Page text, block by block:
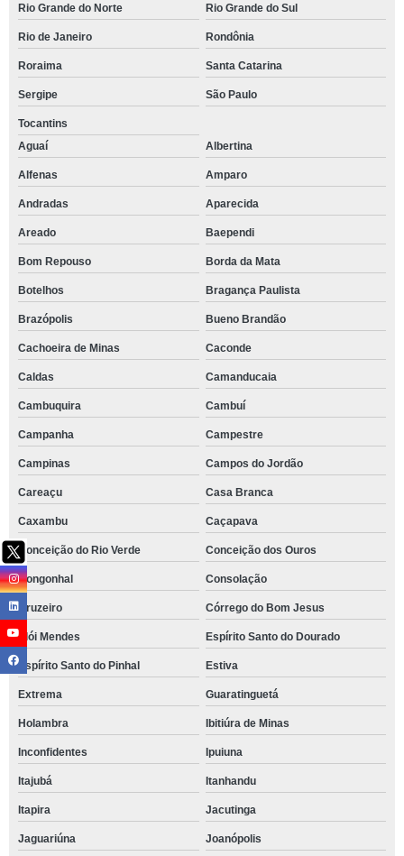
Rio Grande do Norte Rio Grande do Sul
Rio de Janeiro Rondônia
Roraima Santa Catarina
Sergipe São Paulo
Tocantins
Aguaí
Albertina
Alfenas Amparo
Andradas Aparecida
Areado Baependi
Bom Repouso Borda da Mata
Botelhos Bragança Paulista
Brazópolis Bueno Brandão
Cachoeira de Minas Caconde
Caldas Camanducaia
Cambuquira Cambuí
Campanha Campestre
Campinas Campos do Jordão
Careaçu Casa Branca
Caxambu Caçapava
Conceição do Rio Verde Conceição dos Ouros
Congonhal Consolação
Cruzeiro Córrego do Bom Jesus
Elói Mendes Espírito Santo do Dourado
Espírito Santo do Pinhal Estiva
Extrema Guaratinguetá
Holambra Ibitiúra de Minas
Inconfidentes Ipuiuna
Itajubá Itanhandu
Itapira Jacutinga
Jaguariúna Joanópolis